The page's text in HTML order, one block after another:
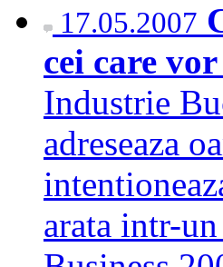
17.05.2007
cei care
Industrie
adreseaza
arata intr-